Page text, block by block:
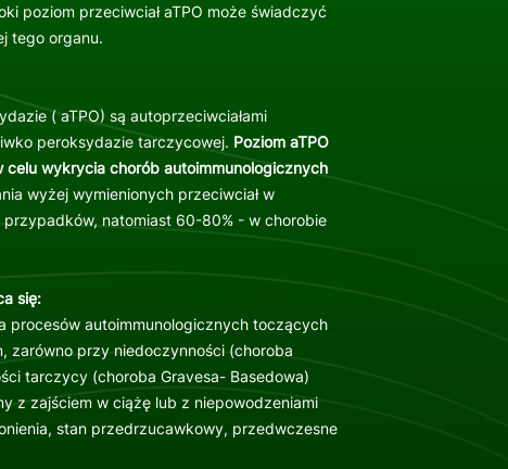
poziom przeciwciał aTPO może świadczyć
tego organu.
( aTPO) są autoprzeciwciałami
peroksydazie tarczycowej. Poziom aTPO
celu wykrycia chorób autoimmunologicznych
wyżej wymienionych przeciwciał w
natomiast 60-80% - w chorobie
się:
procesów autoimmunologicznych toczących
zarówno przy niedoczynności (choroba
tarczycy (choroba Gravesa- Basedowa)
z zajściem w ciążę lub z niepowodzeniami
stan przedrzucawkowy, przedwczesne